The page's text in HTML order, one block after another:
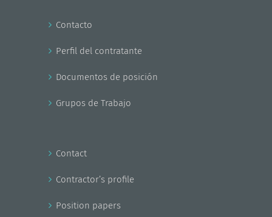
Contacto
Perfil del contratante
Documentos de posición
Grupos de Trabajo
Contact
Contractor’s profile
Position papers